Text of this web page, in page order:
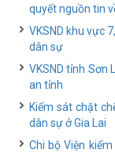
quyết nguồn tin
VKSND khu vực
dân sự
VKSND tỉnh Sơn
an tỉnh
Kiểm sát chặt
dân sự ở Gia Lai
Chi bộ Viện